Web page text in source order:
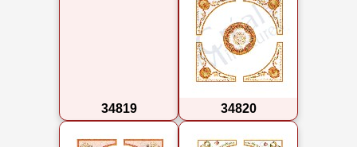
34819 34820